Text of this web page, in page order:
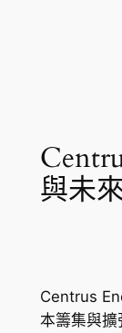
與未
Centrus
本籌集與擴